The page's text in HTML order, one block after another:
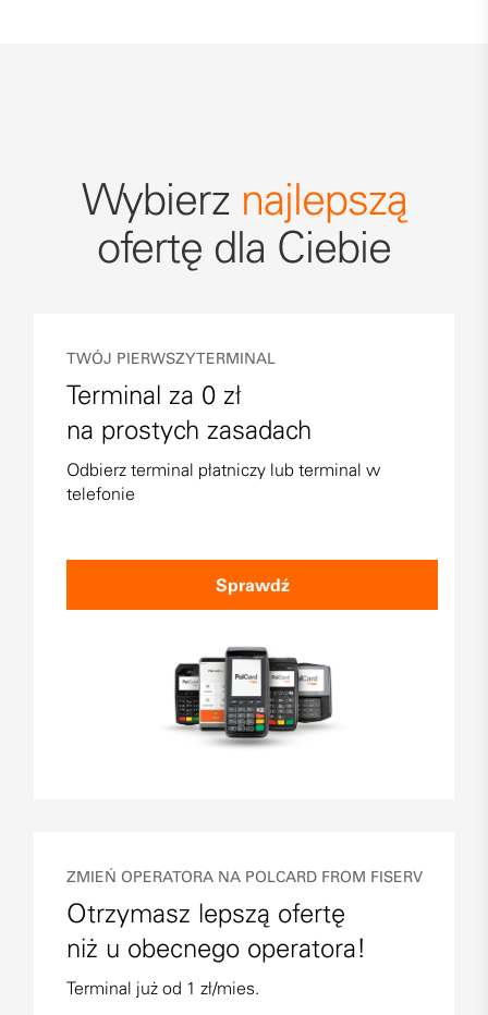
Wybierz najlepszą
ofertę dla Ciebie
TWÓJ PIERWSZY TERMINAL
Terminal za 0 zł
na prostych zasadach
Odbierz terminal płatniczy lub terminal w
telefonie
Sprawdź
ZMIEŃ OPERATORA NA POLCARD FROM FISERV
Otrzymasz lepszą ofertę
niż u obecnego operatora!
Terminal już od 1 zł/mies.